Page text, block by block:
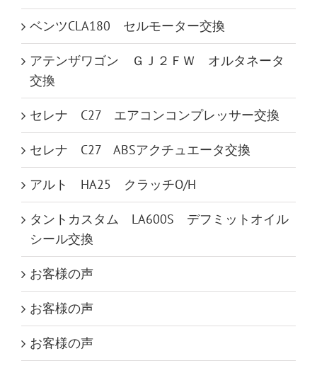
ベンツCLA180 セルモーター交換
アテンザワゴン ＧＪ２ＦＷ オルタネータ
交換
セレナ C27 エアコンコンプレッサー交換
セレナ C27 ABSアクチュエータ交換
アルト HA25 クラッチO/H
タントカスタム LA600S デフミットオイル
シール交換
お客様の声
お客様の声
お客様の声